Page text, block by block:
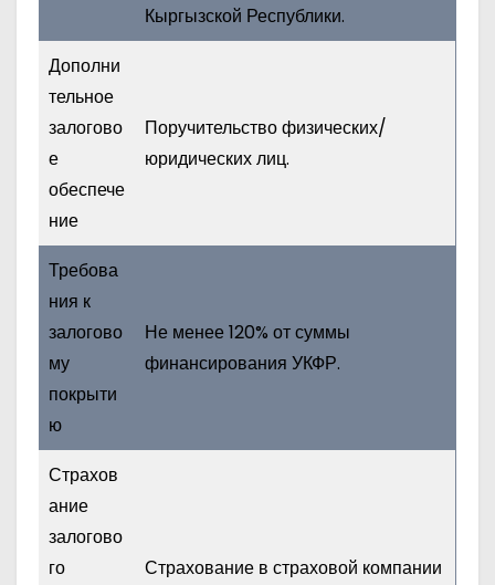
Кыргызской Республики.
Дополни
тельное
залогово
е
обеспече
ние
Поручительство физических/
юридических лиц.
Требова
ния к
залогово
му
покрыти
ю
Не менее 120% от суммы
финансирования УКФР.
Страхов
ание
залогово
го
Страхование в страховой компании